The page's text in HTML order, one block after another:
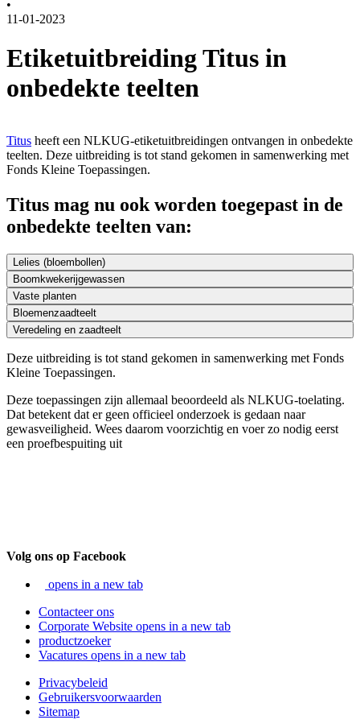
•
11-01-2023
Etiketuitbreiding Titus in
onbedekte teelten
Titus heeft een NLKUG-etiketuitbreidingen ontvangen in onbedekte
teelten. Deze uitbreiding is tot stand gekomen in samenwerking met
Fonds Kleine Toepassingen.
Titus mag nu ook worden toegepast in de
onbedekte teelten van:
Lelies (bloembollen)
Boomkwekerijgewassen
Vaste planten
Bloemenzaadteelt
Veredeling en zaadteelt
Deze uitbreiding is tot stand gekomen in samenwerking met Fonds
Kleine Toepassingen.
Deze toepassingen zijn allemaal beoordeeld als NLKUG-toelating.
Dat betekent dat er geen officieel onderzoek is gedaan naar
gewasveiligheid. Wees daarom voorzichtig en voer zo nodig eerst
een proefbespuiting uit
Volg ons op Facebook
opens in a new tab
Contacteer ons
Corporate Website opens in a new tab
productzoeker
Vacatures opens in a new tab
Privacybeleid
Gebruikersvoorwaarden
Sitemap